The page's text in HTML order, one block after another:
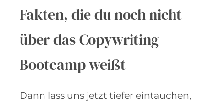
Fakten, die du noch nicht
über das Copywriting
Bootcamp weißt
Dann lass uns jetzt tiefer eintauchen,